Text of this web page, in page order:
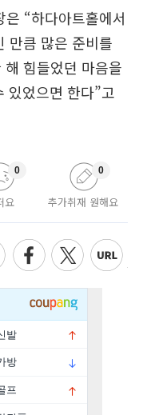
“하다아트홀에서
만큼 많은 준비를
힘들었던 마음을
있었으면 한다”고
요
0
추가취재 원해요
0